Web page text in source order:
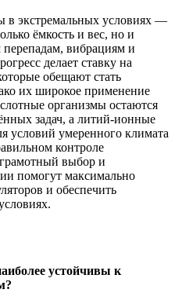
в экстремальных условиях —
ёмкость и вес, но и
вибрациям и
делает ставку на
обещают стать
их широкое применение
организмы остаются
задач, а литий-ионные
условий умеренного климата
контроле
выбор и
помогут максимально
и обеспечить
устойчивы к